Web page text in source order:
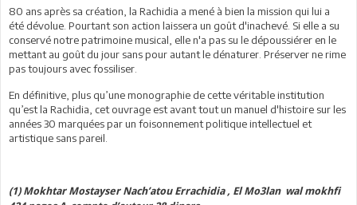
80 ans après sa création, la Rachidia a mené à bien la mission qui lui a
été dévolue. Pourtant son action laissera un goût d'inachevé. Si elle a su
conservé notre patrimoine musical, elle n'a pas su le dépoussiérer en le
mettant au goût du jour sans pour autant le dénaturer. Préserver ne rime
pas toujours avec fossiliser.
En définitive, plus qu’une monographie de cette véritable institution
qu’est la Rachidia, cet ouvrage est avant tout un manuel d'histoire sur les
années 30 marquées par un foisonnement politique intellectuel et
artistique sans pareil.
(1) Mokhtar Mostayser Nach’atou Errachidia , El Mo3lan wal mokhfi